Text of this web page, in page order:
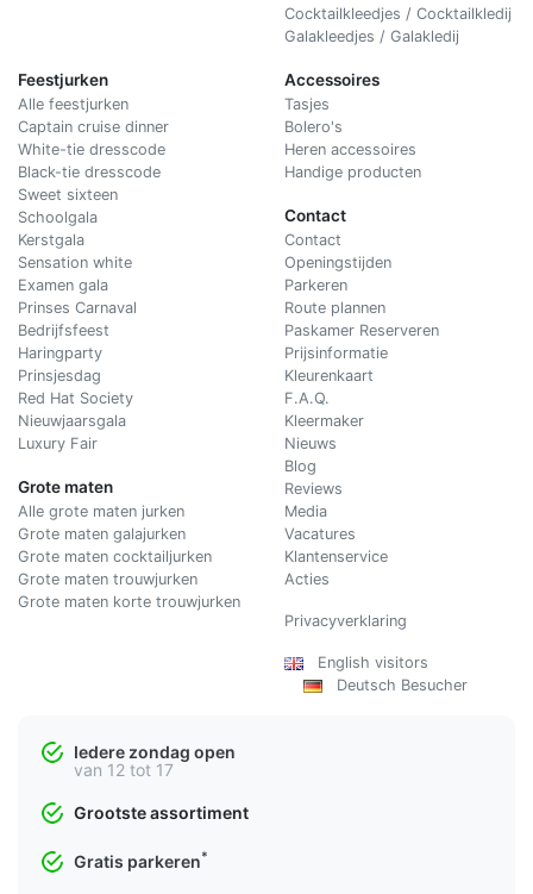
Cocktailkleedjes / Cocktailkledij
Galakleedjes / Galakledij
Feestjurken
Alle feestjurken
Captain cruise dinner
White-tie dresscode
Black-tie dresscode
Sweet sixteen
Schoolgala
Kerstgala
Sensation white
Examen gala
Prinses Carnaval
Bedrijfsfeest
Haringparty
Prinsjesdag
Red Hat Society
Nieuwjaarsgala
Luxury Fair
Grote maten
Alle grote maten jurken
Grote maten galajurken
Grote maten cocktailjurken
Grote maten trouwjurken
Grote maten korte trouwjurken
Accessoires
Tasjes
Bolero's
Heren accessoires
Handige producten
Contact
Contact
Openingstijden
Parkeren
Route plannen
Paskamer Reserveren
Prijsinformatie
Kleurenkaart
F.A.Q.
Kleermaker
Nieuws
Blog
Reviews
Media
Vacatures
Klantenservice
Acties
Privacyverklaring
English visitors
Deutsch Besucher
Iedere zondag open
van 12 tot 17
Grootste assortiment
Gratis parkeren*